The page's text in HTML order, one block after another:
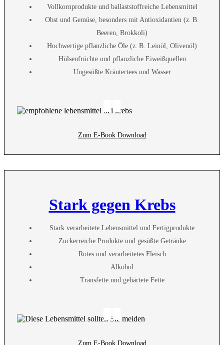
Vollkornprodukte und ballaststoffreiche Lebensmittel
Obst und Gemüse, besonders mit Antioxidantien (z. B.
Beeren, Brokkoli)
Hochwertige pflanzliche Öle (z. B. Leinöl, Olivenöl)
Hülsenfrüchte und pflanzliche Eiweißquellen
Ungesüßte Kräutertees und Wasser
Zum E-Book Download
Stark gegen Krebs
Stark verarbeitete Lebensmittel und Fertigprodukte
Zuckerreiche Produkte und gesüßte Getränke
Rotes und verarbeitetes Fleisch
Alkohol
Transfette und gehärtete Fette
Zum E-Book Download